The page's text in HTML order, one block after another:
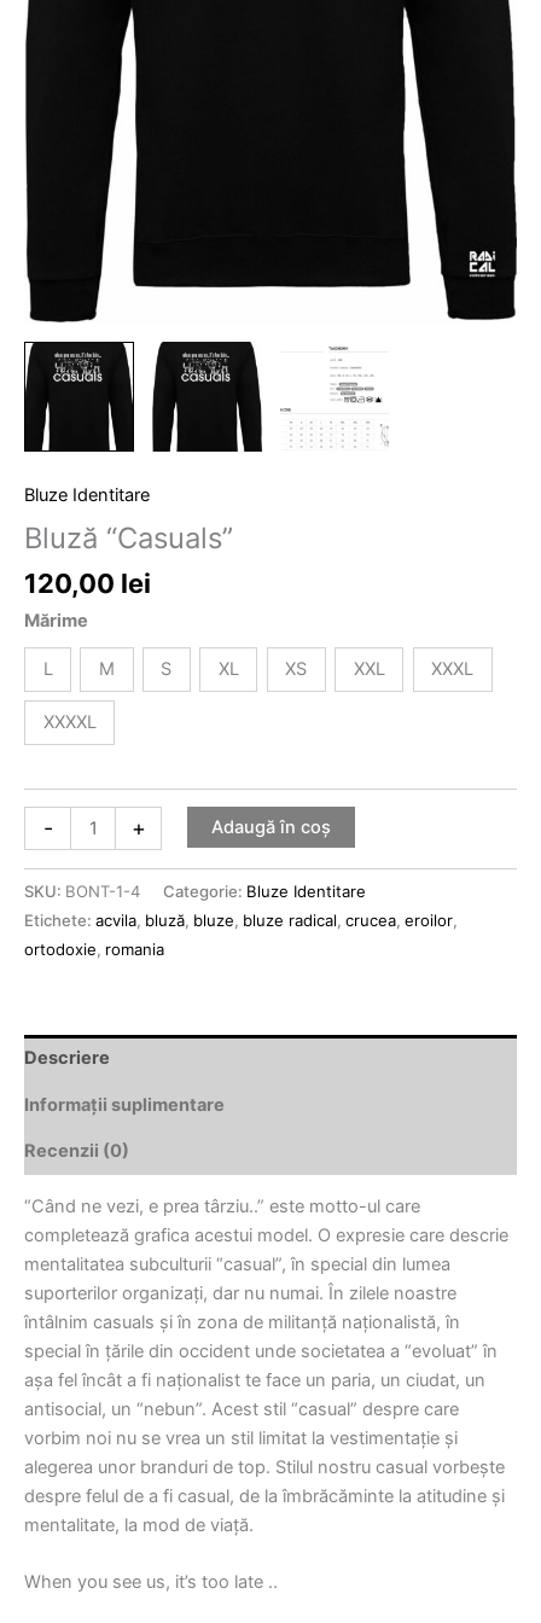
Bluze Identitare
Bluză “Casuals”
120,00 lei
Mărime
L M S XL XS XXL XXXL
XXXXL
- + Adaugă în coș
SKU: BONT-1-4 Categorie: Bluze Identitare
Etichete: acvila, bluză, bluze, bluze radical, crucea, eroilor,
ortodoxie, romania
Descriere
Informații suplimentare
Recenzii (0)
“Când ne vezi, e prea târziu..” este motto-ul care
completează grafica acestui model. O expresie care descrie
mentalitatea subculturii “casual”, în special din lumea
suporterilor organizați, dar nu numai. În zilele noastre
întâlnim casuals și în zona de militanță naționalistă, în
special în țările din occident unde societatea a “evoluat” în
așa fel încât a fi naționalist te face un paria, un ciudat, un
antisocial, un “nebun”. Acest stil “casual” despre care
vorbim noi nu se vrea un stil limitat la vestimentație și
alegerea unor branduri de top. Stilul nostru casual vorbește
despre felul de a fi casual, de la îmbrăcăminte la atitudine și
mentalitate, la mod de viață.
When you see us, it’s too late ..